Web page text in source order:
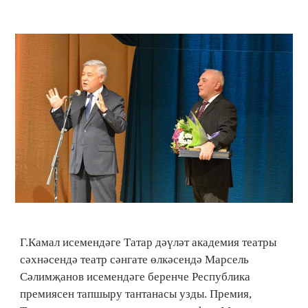
Г.Камал исемендәге Татар дәүләт академия театры
сәхнәсендә театр сәнгате өлкәсендә Марсель
Сәлимҗанов исемендәге беренче Республика
премиясен тапшыру тантанасы узды. Премия,